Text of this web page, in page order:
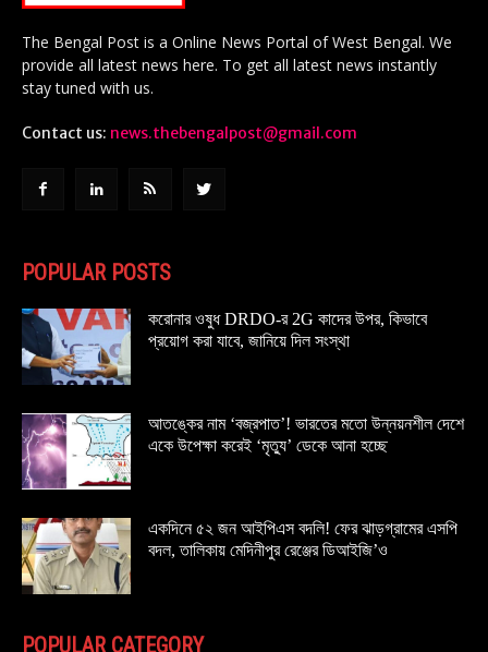
The Bengal Post is a Online News Portal of West Bengal. We
provide all latest news here. To get all latest news instantly
stay tuned with us.
Contact us: news.thebengalpost@gmail.com
POPULAR POSTS
করোনার ওষুধ DRDO-র 2G কাদের উপর, কিভাবে
প্রয়োগ করা যাবে, জানিয়ে দিল সংস্থা
আতঙ্কের নাম ‘বজ্রপাত’! ভারতের মতো উন্নয়নশীল দেশে
একে উপেক্ষা করেই ‘মৃত্যু’ ডেকে আনা হচ্ছে
একদিনে ৫২ জন আইপিএস বদলি! ফের ঝাড়গ্রামের এসপি
বদল, তালিকায় মেদিনীপুর রেঞ্জের ডিআইজি’ও
POPULAR CATEGORY